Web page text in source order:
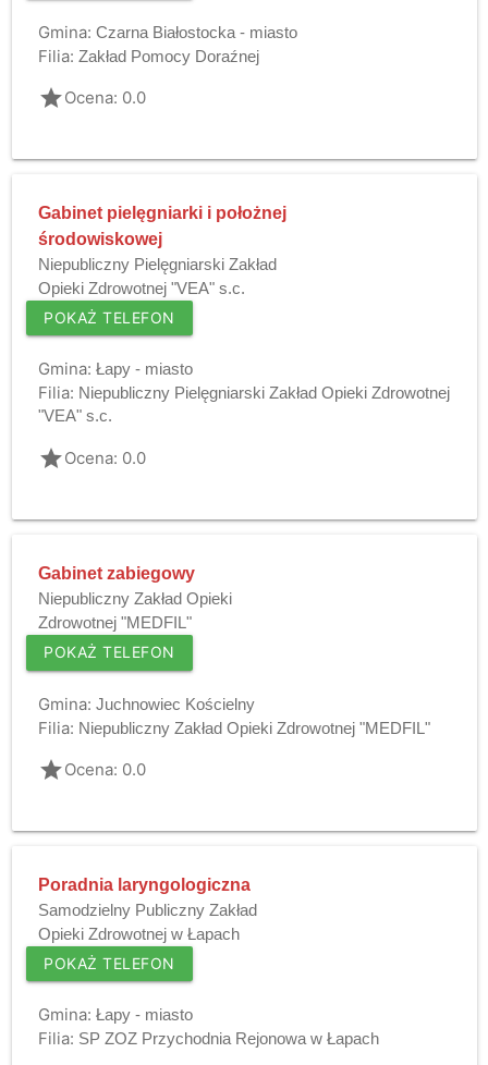
Gmina: Czarna Białostocka - miasto
Filia: Zakład Pomocy Doraźnej
gradeOcena: 0.0
Gabinet pielęgniarki i położnej
środowiskowej
Niepubliczny Pielęgniarski Zakład
Opieki Zdrowotnej "VEA" s.c.
POKAŻ TELEFON
Gmina: Łapy - miasto
Filia: Niepubliczny Pielęgniarski Zakład Opieki Zdrowotnej
"VEA" s.c.
gradeOcena: 0.0
Gabinet zabiegowy
Niepubliczny Zakład Opieki
Zdrowotnej "MEDFIL"
POKAŻ TELEFON
Gmina: Juchnowiec Kościelny
Filia: Niepubliczny Zakład Opieki Zdrowotnej "MEDFIL"
gradeOcena: 0.0
Poradnia laryngologiczna
Samodzielny Publiczny Zakład
Opieki Zdrowotnej w Łapach
POKAŻ TELEFON
Gmina: Łapy - miasto
Filia: SP ZOZ Przychodnia Rejonowa w Łapach